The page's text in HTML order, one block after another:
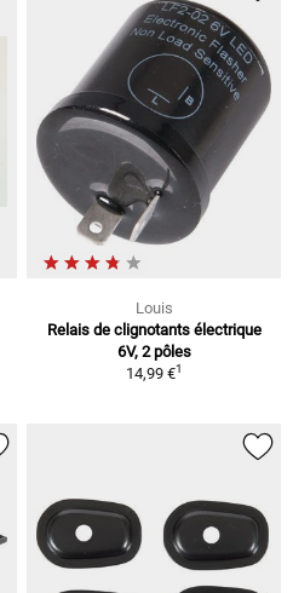
Louis
Relais de clignotants électrique
6V, 2 pôles
14,99 €1